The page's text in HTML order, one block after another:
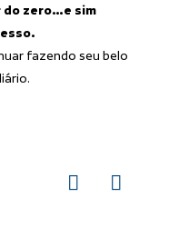
do zero…e sim
fazendo seu belo